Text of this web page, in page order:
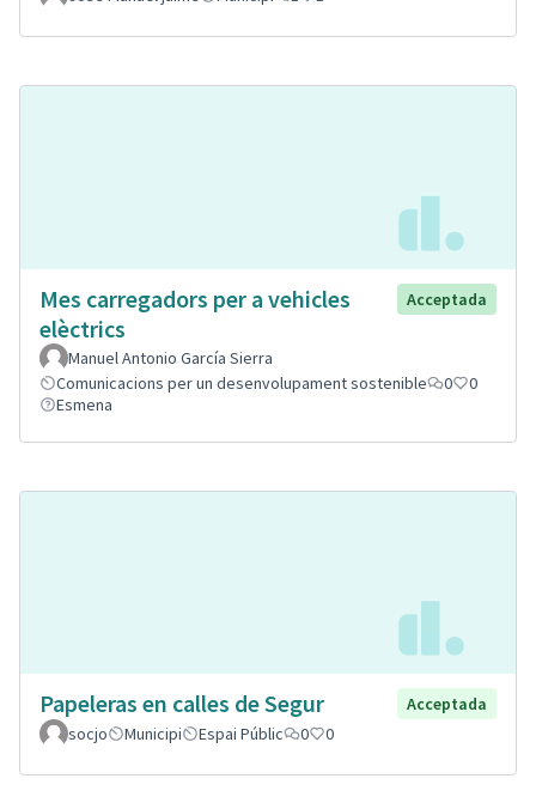
Mes carregadors per a vehicles
elèctrics
Acceptada
Manuel Antonio García Sierra
Comunicacions per un desenvolupament sostenible
0
0
Esmena
Papeleras en calles de Segur
Acceptada
socjo
Municipi Espai Públic 0 0